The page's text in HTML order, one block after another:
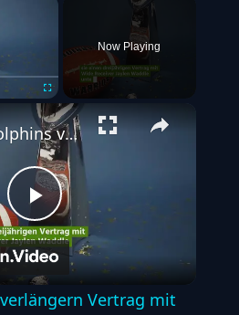
loading.
Fullscreen
Now Playing
Play
Video
Miami Dolphins verlängern Vertrag mit Jaylen Waddle um drei Jahre
Vertrag mit